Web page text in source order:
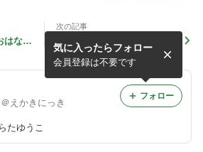
はな
次の記事
ふくいの小さな手作り展vol
５ フライヤー完成＆昨日、
金津創作の森へ行ってきまし
た。
えかきにっき
たゆうこ
気に入ったらフォロー
会員登録は不要です
フォロー